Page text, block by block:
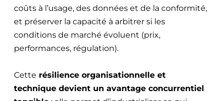
coûts à l’usage, des données et de la conformité,
et préserver la capacité à arbitrer si les
conditions de marché évoluent (prix,
performances, régulation).
Cette résilience organisationnelle et
technique devient un avantage concurrentiel